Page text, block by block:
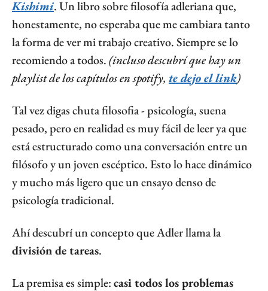
Kishimi. Un libro sobre filosofía adleriana que,
honestamente, no esperaba que me cambiara tanto
la forma de ver mi trabajo creativo. Siempre se lo
recomiendo a todos. (incluso descubrí que hay un
playlist de los capítulos en spotify, te dejo el link)
Tal vez digas chuta filosofia - psicología, suena
pesado, pero en realidad es muy fácil de leer ya que
está estructurado como una conversación entre un
filósofo y un joven escéptico. Esto lo hace dinámico
y mucho más ligero que un ensayo denso de
psicología tradicional.
división de tareas.
La premisa es simple: casi todos los problemas